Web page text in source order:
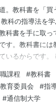
種の諮問組織
の教育行政を
員組合、教職
。教科書を「買
科の指導法を
科書を手に取っ
す。教科書に
いるからです。
簡単には手に入
う確保するかが
する場合：まず
課程 #教科書
教育委員会 #指
#通信制大学